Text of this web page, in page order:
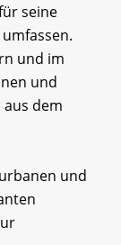
seine
und im
und
dem
und